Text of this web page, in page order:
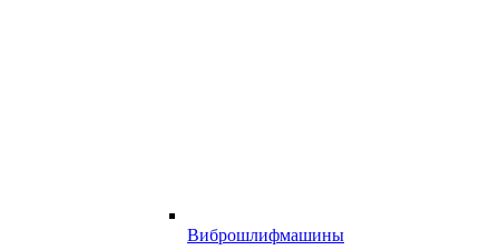
Виброшлифмашины